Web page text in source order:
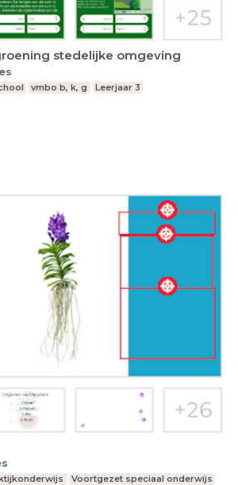
stedelijke omgeving
vmbo b, k, g Leerjaar 3
Voortgezet speciaal onderwijs